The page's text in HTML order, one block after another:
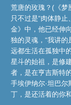
荒唐的玫瑰？(《梦
只不过是“肉体静
金》中，他已经伸
独的灵魂，“我讲
远都生活在孤独中
星斗的始祖，是修
者，是在亨吉斯特
手埃伊纳尔·坦巴尔
丁，是还活着的你和